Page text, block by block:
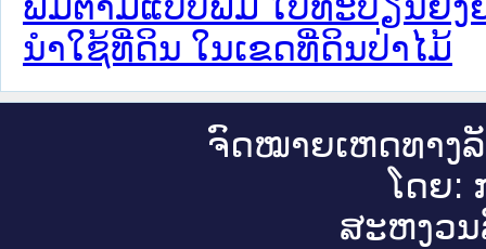
ພິມຕາມແບບພິມ ໃບທະບຽນຢັ້ງ
ນຳໃຊ້ທີ່ດິນ ໃນເຂດທີ່ດິນປ່າໄມ້
ຈົດ​ໝາຍ​ເຫດ​ທາງ​
ໂດຍ:
ສະ​ຫງວນ​